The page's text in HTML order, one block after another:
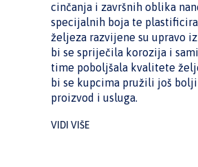
cinčanja i završnih oblika
specijalnih boja te
željeza razvijene su upravo
bi se spriječila korozija i
time poboljšala kvalitete
bi se kupcima pružili još bolji
proizvod i usluga.
VIDI VIŠE